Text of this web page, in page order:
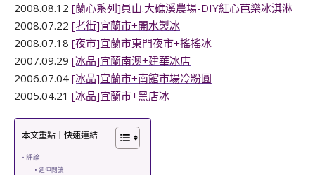
2008.08.12 [蘭心系列]員山.大礁溪農場-DIY紅心芭樂冰淇淋
2008.07.22 [老街]宜蘭市+開水製冰
2008.07.18 [夜市]宜蘭市東門夜市+搖搖冰
2007.09.29 [冰品]宜蘭南澳+建華冰店
2006.07.04 [冰品]宜蘭市+南館市場冷粉圓
2005.04.21 [冰品]宜蘭市+黑店冰
本文重點｜快速連結
評論
延伸閱讀